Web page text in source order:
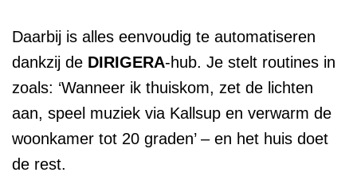
Daarbij is alles eenvoudig te automatiseren
dankzij de DIRIGERA-hub. Je stelt routines in
zoals: ‘Wanneer ik thuiskom, zet de lichten
aan, speel muziek via Kallsup en verwarm de
woonkamer tot 20 graden’ – en het huis doet
de rest.